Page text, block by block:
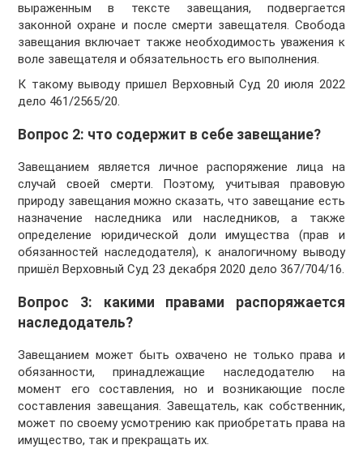
выраженным в тексте завещания, подвергается
законной охране и после смерти завещателя. Свобода
завещания включает также необходимость уважения к
воле завещателя и обязательность его выполнения.
К такому выводу пришел Верховный Суд 20 июля 2022
дело 461/2565/20.
Вопрос 2: что содержит в себе завещание?
Завещанием является личное распоряжение лица на
случай своей смерти. Поэтому, учитывая правовую
природу завещания можно сказать, что завещание есть
назначение наследника или наследников, а также
определение юридической доли имущества (прав и
обязанностей наследодателя), к аналогичному выводу
пришёл Верховный Суд 23 декабря 2020 дело 367/704/16.
Вопрос 3: какими правами распоряжается
наследодатель?
Завещанием может быть охвачено не только права и
обязанности, принадлежащие наследодателю на
момент его составления, но и возникающие после
составления завещания. Завещатель, как собственник,
может по своему усмотрению как приобретать права на
имущество, так и прекращать их.